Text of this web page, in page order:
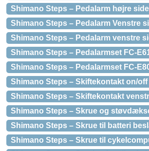
Shimano Steps – Pedalarm højre
Shimano Steps – Pedalarm Venstre
Shimano Steps – Pedalarm venstre
Shimano Steps – Pedalarmset FC-
Shimano Steps – Pedalarmset FC-
Shimano Steps – Skiftekontakt on/off
Shimano Steps – Skiftekontakt
Shimano Steps – Skrue og
Shimano Steps – Skrue til batteri
Shimano Steps – Skrue til